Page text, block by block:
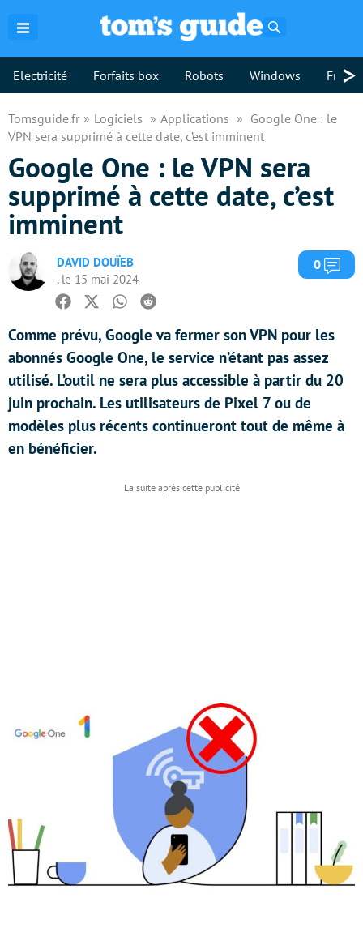
Electricité Forfaits box Robots Windows >
Tomsguide.fr Logiciels Applications
Google One : le
VPN sera supprimé à cette date, c’est imminent
Google One : le VPN sera
supprimé à cette date, c’est
imminent
DAVID DOUÏEB
, le 15 mai 2024
0
Facebook
TwitterWhatsapp
Reddit
Comme prévu, Google va fermer son VPN pour les
abonnés Google One, le service n’étant pas assez
utilisé. L’outil ne sera plus accessible à partir du 20
juin prochain. Les utilisateurs de Pixel 7 ou de
modèles plus récents continueront tout de même à
en bénéficier.